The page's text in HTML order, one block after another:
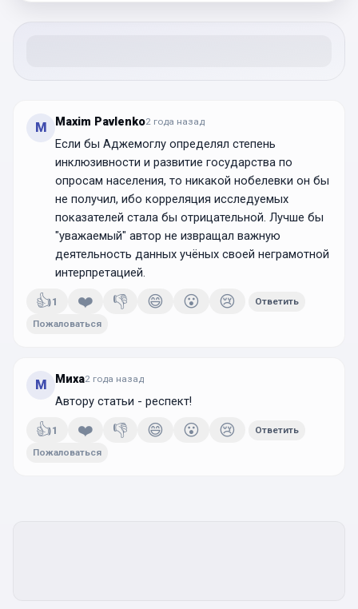
M Maxim Pavlenko2 года назад
Если бы Аджемоглу определял степень
инклюзивности и развитие государства по
опросам населения, то никакой нобелевки он бы
не получил, ибо корреляция исследуемых
показателей стала бы отрицательной. Лучше бы
"уважаемый" автор не извращал важную
деятельность данных учёных своей неграмотной
интерпретацией.
👍1 ❤️ 👎 😄 😮 😢 Ответить
Пожаловаться
М Миха2 года назад
Автору статьи - респект!
👍1 ❤️ 👎 😄 😮 😢 Ответить
Пожаловаться